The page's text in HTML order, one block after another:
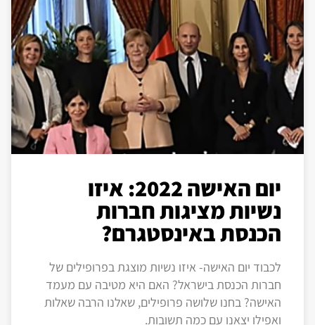
יום האישה 2022: איזו
נשיות מציגות חברות
הכנסת באינסטגרם?
לכבוד יום האישה- איזו נשיות מוצגת בפרופילים של
חברות הכנסת בישראל? האם היא מטיבה עם מעמד
האישה? בחנו שלושה פרופילים, שאלנו הרבה שאלות
ואפילו יצאנו עם כמה תשובות.